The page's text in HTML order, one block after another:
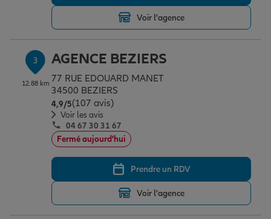
Garantie des accidents de la vie
Assurance scolaire
Protection juridique
Tous nos devis d'assurance
Voir l'agence
3
12.88 km
AGENCE BEZIERS
77 RUE EDOUARD MANET
34500 BEZIERS
4,9/5Note de 4.9 sur 5
(107 avis)
Voir les avis
04 67 30 31 67
Fermé aujourd'hui
Prendre un RDV
Voir l'agence